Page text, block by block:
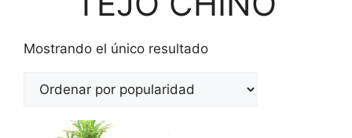
Mostrando el único resultado